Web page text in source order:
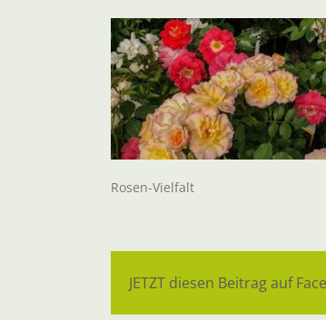
Rosen-Vielfalt
JETZT diesen Beitrag auf